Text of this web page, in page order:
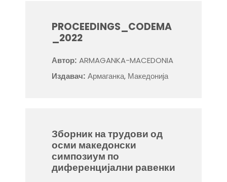
PROCEEDINGS_CODEMA
_2022
Автор: ARMAGANKA-MACEDONIA
Издавач: Армаганка, Македонија
Зборник на трудови од
осми македонски
симпозиум по
диференцијални равенки